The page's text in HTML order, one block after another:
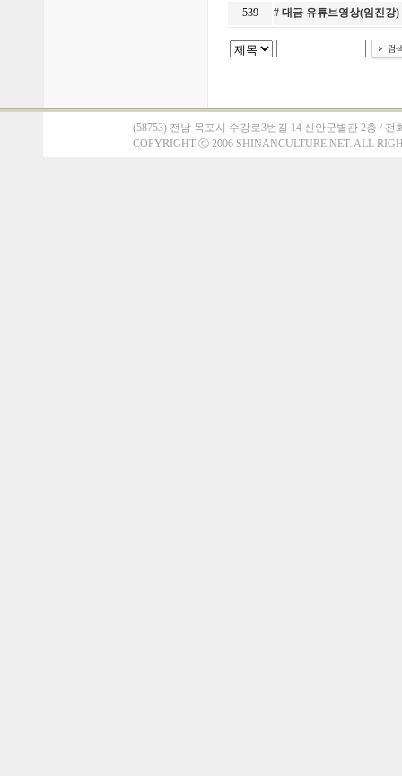
539 # 대금 유튜브영상(임진
(58753) 전남 목포시 수강로3번길 14 신안군별관 2층 / 전
COPYRIGHT ⓒ2006 SHINANCULTURE.NET. ALL